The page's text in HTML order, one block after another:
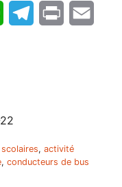
WhatsAppTelegram
Print
, activité
, conducteurs de bus